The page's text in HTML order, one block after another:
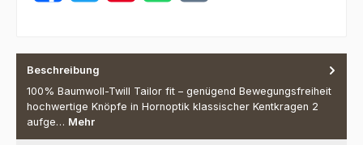
Beschreibung
100% Baumwoll-Twill Tailor fit – genügend Bewegungsfreiheit
hochwertige Knöpfe in Hornoptik klassischer Kentkragen 2
aufge… Mehr